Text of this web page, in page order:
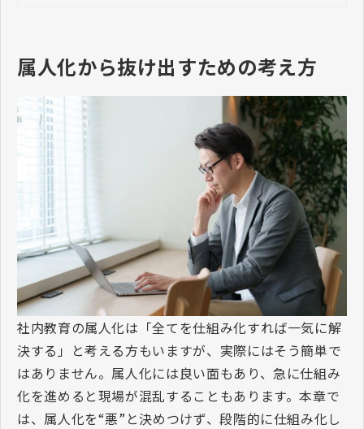
記事では、その結果の一部をご紹
属人化から抜け出すための考え方
社内教育の属人化は「全てを仕組み化すれば一気に解
決する」と考える方もいますが、実際にはそう簡単で
はありません。属人化には良い面もあり、急に仕組み
化を進めると現場が混乱することもあります。本章で
は、属人化を“悪” と決めつけず、段階的に仕組み化し